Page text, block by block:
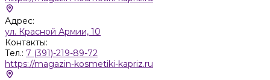
Адрес:
ул. Красной Армии, 10
Контакты:
Тел.: 7 (391)-219-89-72
https://magazin-kosmetiki-kapriz.ru